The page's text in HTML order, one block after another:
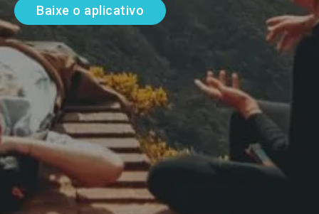
Baixe o aplicativo